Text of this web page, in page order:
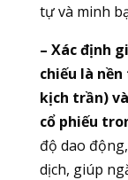
tự và minh
– Xác định
chiếu là
kịch trần)
cổ phiếu
độ dao
dịch, giúp